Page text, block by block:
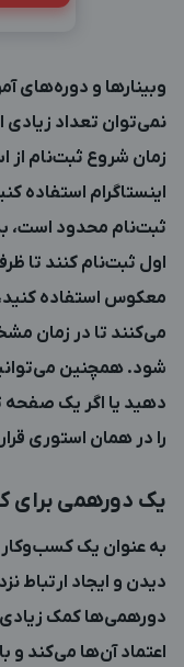
وبینارها و دوره‌های
نمی‌توان تعداد زیادی
اینستاگرام استفاده
ثبت‌نام محدود است،
اول ثبت‌نام کنند تا
می‌کنند تا در زمان
شود. همچنین می‌توانید
را در همان استوری
یک دورهمی برای
به عنوان یک
دیدن و ایجاد ارتباط
دورهمی‌ها کمک زیادی
اعتماد آن‌ها می‌کند و